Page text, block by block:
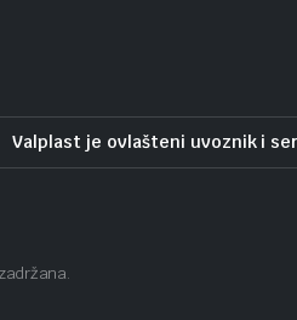
Valplast je ovlašteni uvoznik i